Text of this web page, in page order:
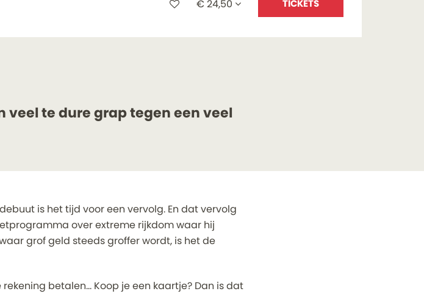
€ 24,50 TICKETS
veel te dure grap tegen een veel
is het tijd voor een vervolg. En dat vervolg
over extreme rijkdom waar hij
grof geld steeds groffer wordt, is het de
betalen… Koop je een kaartje? Dan is dat